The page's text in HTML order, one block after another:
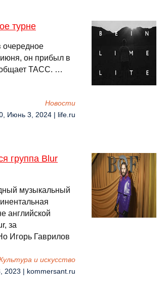
турне
он прибыл в
ТАСС. …
Новости
Июнь 3, 2024 | life.ru
группа Blur
музыкальный
английской
за
Игорь Гаврилов
и искусство
2023 | kommersant.ru